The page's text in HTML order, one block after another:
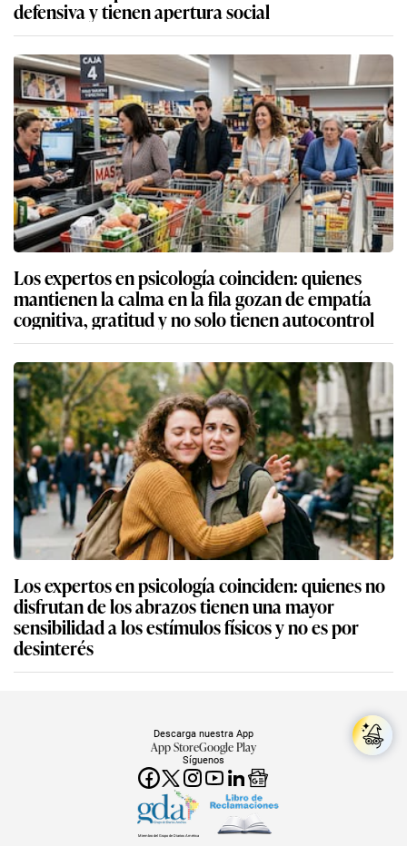
defensiva y tienen apertura social
Los expertos en psicología coinciden: quienes
mantienen la calma en la fila gozan de empatía
cognitiva, gratitud y no solo tienen autocontrol
Los expertos en psicología coinciden: quienes no
disfrutan de los abrazos tienen una mayor
sensibilidad a los estímulos físicos y no es por
desinterés
Síguenos
Descarga nuestra App
App StoreGoogle Play
Miembro del Grupo de Diarios América